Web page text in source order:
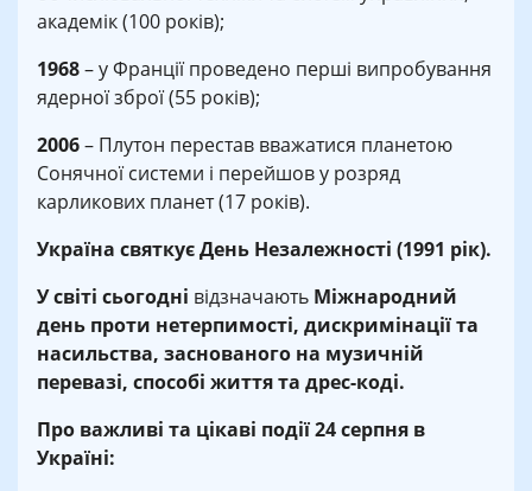
академік (100 років);
1968– у Франції проведено перші випробування
ядерної зброї (55 років);
2006– Плутон перестав вважатися планетою
Сонячної системи і перейшов у розряд
карликових планет (17 років).
Україна святкує День Незалежності (1991 рік).
У світі сьогодні відзначають Міжнародний
день проти нетерпимості, дискримінації та
насильства, заснованого на музичній
перевазі, способі життя та дрес-коді.
Про важливі та цікаві події 24 серпня в
Україні: